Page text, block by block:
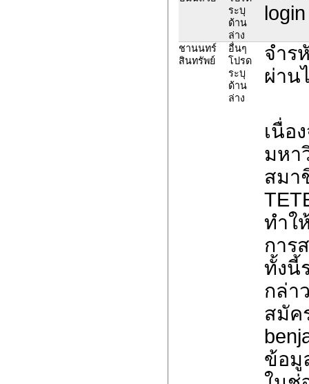
ระบุ
ด้าน
ล่าง
ชานนทร์
สินทรัพย์
อื่นๆ
โปรด
ระบุ
ด้าน
ล่าง
จำร
ผ่าน
เนื่อ
มหา
สมา
ทำใ
การ
ทั้งนี้
กล่า
สมัค
ข้อมู